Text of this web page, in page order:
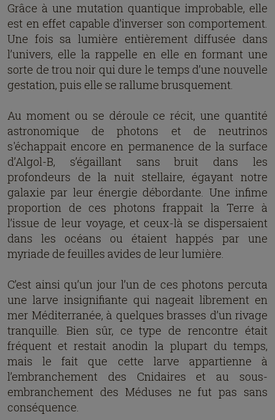
Grâce à une mutation quantique improbable, elle
est en effet capable d’inverser son comportement.
Une fois sa lumière entièrement diffusée dans
l’univers, elle la rappelle en elle en formant une
sorte de trou noir qui dure le temps d’une nouvelle
gestation, puis elle se rallume brusquement.
Au moment ou se déroule ce récit, une quantité
astronomique de photons et de neutrinos
s'échappait encore en permanence de la surface
d’Algol-B, s’égaillant sans bruit dans les
profondeurs de la nuit stellaire, égayant notre
galaxie par leur énergie débordante. Une infime
proportion de ces photons frappait la Terre à
l’issue de leur voyage, et ceux-là se dispersaient
dans les océans ou étaient happés par une
myriade de feuilles avides de leur lumière.
C’est ainsi qu’un jour l’un de ces photons percuta
une larve insignifiante qui nageait librement en
mer Méditerranée, à quelques brasses d’un rivage
tranquille. Bien sûr, ce type de rencontre était
fréquent et restait anodin la plupart du temps,
mais le fait que cette larve appartienne à
l’embranchement des Cnidaires et au sous-
embranchement des Méduses ne fut pas sans
conséquence.